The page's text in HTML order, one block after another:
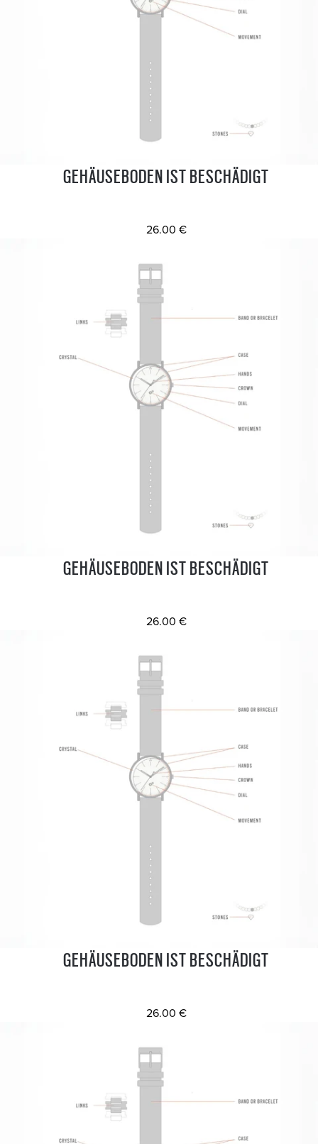
GEHÄUSEBODEN IST BESCHÄDIGT
26.00 €
GEHÄUSEBODEN IST BESCHÄDIGT
26.00 €
GEHÄUSEBODEN IST BESCHÄDIGT
26.00 €